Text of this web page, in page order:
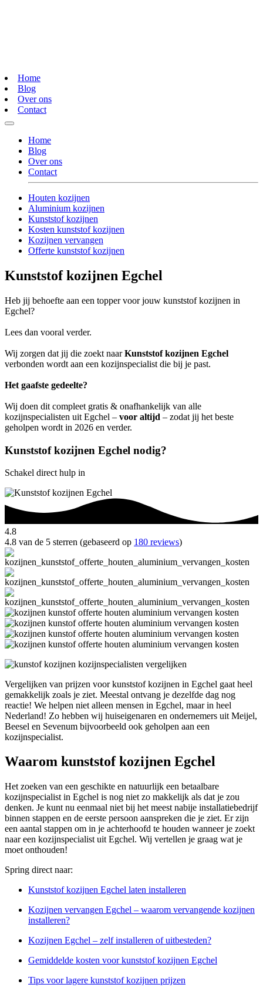
Home
Blog
Over ons
Contact
Home
Blog
Over ons
Contact
Houten kozijnen
Aluminium kozijnen
Kunststof kozijnen
Kosten kunststof kozijnen
Kozijnen vervangen
Offerte kunststof kozijnen
Kunststof kozijnen Egchel
Heb jij behoefte aan een topper voor jouw kunststof kozijnen in
Egchel?
Lees dan vooral verder.
Wij zorgen dat jij die zoekt naarKunststof kozijnen Egchel
verbonden wordt aan een kozijnspecialist die bij je past.
Het gaafste gedeelte?
Wij doen dit compleet gratis & onafhankelijk van alle
kozijnspecialisten uit Egchel – voor altijd – zodat jij het beste
geholpen wordt in 2026 en verder.
Kunststof kozijnen Egchel nodig?
Schakel direct hulp in
4.8
4.8 van de 5 sterren (gebaseerd op 180 reviews)
Vergelijken van prijzen voor kunststof kozijnen in Egchel gaat heel
gemakkelijk zoals je ziet. Meestal ontvang je dezelfde dag nog
reactie! We helpen niet alleen mensen in Egchel, maar in heel
Nederland! Zo hebben wij huiseigenaren en ondernemers uit Meijel,
Beesel en Sevenum bijvoorbeeld ook geholpen aan een
kozijnspecialist.
Waarom kunststof kozijnen Egchel
Het zoeken van een geschikte en natuurlijk een betaalbare
kozijnspecialist in Egchel is nog niet zo makkelijk als dat je zou
denken. Je kunt nu eenmaal niet bij het meest nabije installatiebedrijf
binnen stappen en de eerste persoon aanspreken die je ziet. Er zijn
een aantal stappen om in je achterhoofd te houden wanneer je zoekt
naar een kozijnspecialist uit Egchel. Wij vertellen je graag wat je
moet onthouden!
Spring direct naar:
Kunststof kozijnen Egchel laten installeren
Kozijnen vervangen Egchel – waarom vervangende kozijnen
installeren?
Kozijnen Egchel – zelf installeren of uitbesteden?
Gemiddelde kosten voor kunststof kozijnen Egchel
Tips voor lagere kunststof kozijnen prijzen